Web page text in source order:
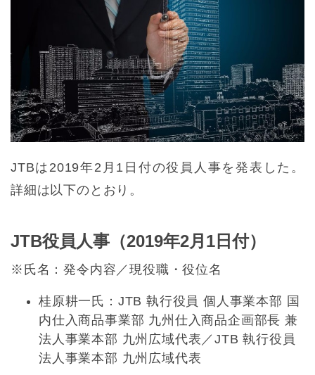
JTBは2019年2月1日付の役員人事を発表した。
詳細は以下のとおり。
JTB役員人事（2019年2月1日付）
※氏名：発令内容／現役職・役位名
桂原耕一氏：JTB 執行役員 個人事業本部 国
内仕入商品事業部 九州仕入商品企画部長 兼
法人事業本部 九州広域代表／JTB 執行役員
法人事業本部 九州広域代表